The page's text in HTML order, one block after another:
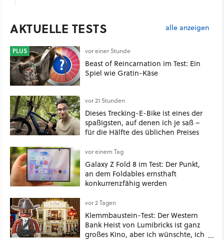
AKTUELLE TESTS alle anzeigen
PLUS vor einer Stunde
Beast of Reincarnation im Test: Ein
Spiel wie Gratin-Käse
vor 21 Stunden
Dieses Trecking-E-Bike ist eines der
spaßigsten, auf denen ich je saß –
für die Hälfte des üblichen Preises
vor einem Tag
Galaxy Z Fold 8 im Test: Der Punkt,
an dem Foldables ernsthaft
konkurrenzfähig werden
vor 2 Tagen
Klemmbaustein-Test: Der Western
Bank Heist von Lumibricks ist ganz
großes Kino, aber ich wünschte, ich